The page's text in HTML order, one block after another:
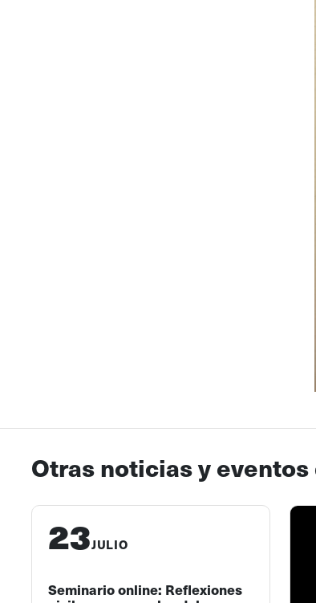
Otras noticias y
23JULIO
Seminario online: Reflexiones